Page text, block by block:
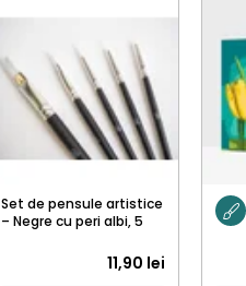
Set de pensule artistice
– Negre cu peri albi, 5
11,90 lei